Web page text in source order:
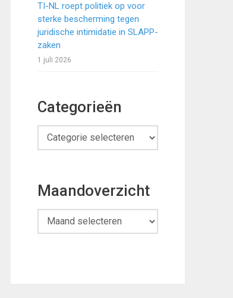
TI-NL roept politiek op voor
sterke bescherming tegen
juridische intimidatie in SLAPP-
zaken
1 juli 2026
Categorieën
Categorieën
Maandoverzicht
Maandoverzicht